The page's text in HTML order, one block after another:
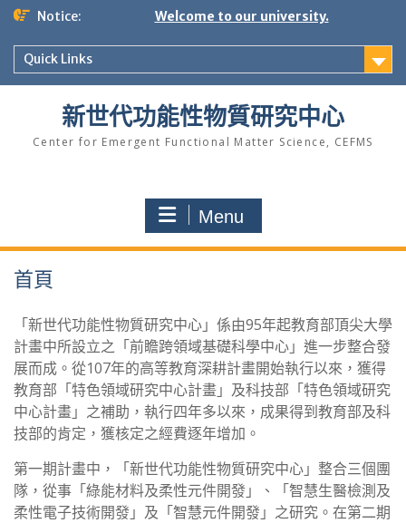
Skip
content
Notice: Welcome to our university.
Quick Links
新世代功能性物質研究中心
Center for Emergent Functional Matter Science, CEFMS
Menu
首頁
「新世代功能性物質研究中心」係由95年起教育部頂尖大學
計畫中所設立之「前瞻跨領域基礎科學中心」進一步整合發
展而成。從107年的高等教育深耕計畫開始執行以來，獲得
教育部「特色領域研究中心計畫」及科技部「特色領域研究
中心計畫」之補助，執行四年多以來，成果得到教育部及科
技部的肯定，獲核定之經費逐年增加。
第一期計畫中，「新世代功能性物質研究中心」整合三個團
隊，從事「綠能材料及柔性元件開發」、「智慧生醫檢測及
柔性電子技術開發」及「智慧元件開發」之研究。在第二期